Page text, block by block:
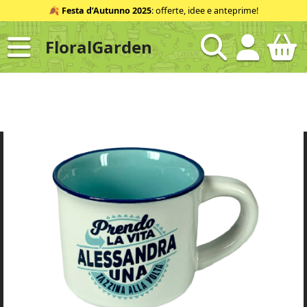
al
contenuto
ID
🍂 Festa d’Autunno 2025: offerte, idee e anteprime!
FloralGarden